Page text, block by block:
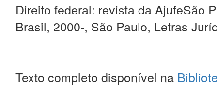
Direito federal: revista da AjufeSão
Brasil, 2000-, São Paulo, Letras
Texto completo disponível na